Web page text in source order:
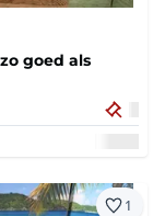
goed als
1